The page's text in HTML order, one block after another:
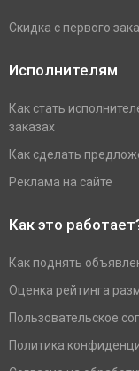
Скидка с первого
Исполнителям
Как стать
заказах
Как сделать
Реклама на сайте
Как это
Как поднять
Оценка рейтинга
Пользовательское
Политика